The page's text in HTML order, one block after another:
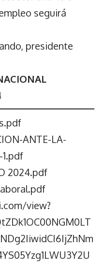
seguirá
presidente
ANTE-LA-
2024.pdf
view?